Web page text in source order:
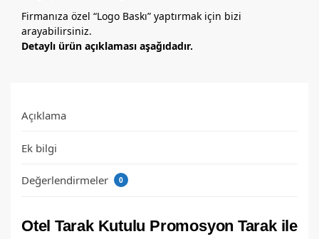
Firmanıza özel “Logo Baskı” yaptırmak için bizi
arayabilirsiniz.
Detaylı ürün açıklaması aşağıdadır.
Açıklama
Ek bilgi
Değerlendirmeler 0
Otel Tarak Kutulu Promosyon Tarak ile